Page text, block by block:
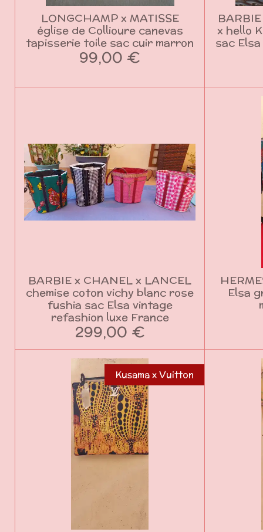
LONGCHAMP x MATISSE
église de Collioure canevas
tapisserie toile sac cuir marron
99,00 €
x hello
sac
BARBIE x CHANEL x LANCEL
chemise coton vichy blanc rose
fushia sac Elsa vintage
refashion luxe France
299,00 €
Elsa
Kusama x Vuitton